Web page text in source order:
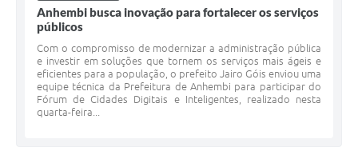
Anhembi busca inovação para fortalecer os serviços
públicos
Com o compromisso de modernizar a administração pública
e investir em soluções que tornem os serviços mais ágeis e
eficientes para a população, o prefeito Jairo Góis enviou uma
equipe técnica da Prefeitura de Anhembi para participar do
Fórum de Cidades Digitais e Inteligentes, realizado nesta
quarta-feira...